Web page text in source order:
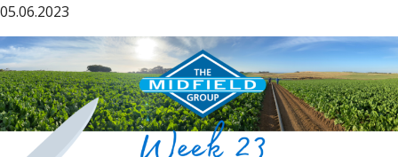
05.06.2023